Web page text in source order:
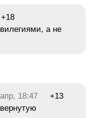
+18
а не
18:47
+13